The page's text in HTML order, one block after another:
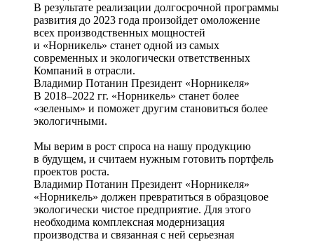
В результате реализации долгосрочной программы
развития до 2023 года произойдет омоложение
всех производственных мощностей
и «Норникель» станет одной из самых
современных и экологически ответственных
Компаний в отрасли.
Владимир Потанин Президент «Норникеля»
В 2018–2022 гг. «Норникель» станет более
«зеленым» и поможет другим становиться более
экологичными.
Мы верим в рост спроса на нашу продукцию
в будущем, и считаем нужным готовить портфель
проектов роста.
Владимир Потанин Президент «Норникеля»
«Норникель» должен превратиться в образцовое
экологически чистое предприятие. Для этого
необходима комплексная модернизация
производства и связанная с ней серьезная